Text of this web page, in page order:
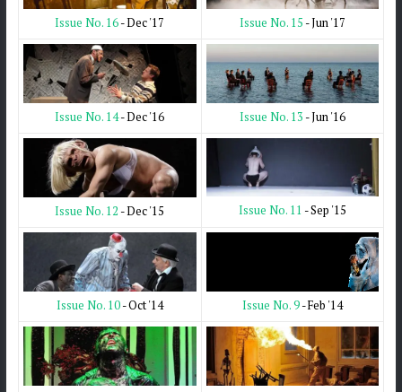
Issue No. 16- Dec '17 Issue No. 15 - Jun '17
Issue No. 14- Dec '16 Issue No. 13 - Jun '16
Issue No. 12 - Dec '15 Issue No. 11 - Sep '15
Issue No. 10- Oct '14 Issue No. 9- Feb '14